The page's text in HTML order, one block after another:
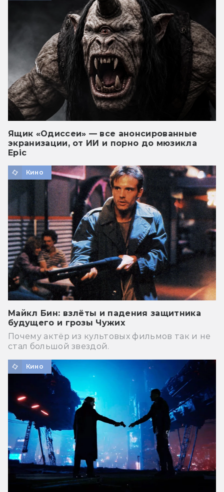
Ящик «Одиссеи» — все анонсированные
экранизации, от ИИ и порно до мюзикла
Epic
Кино
Майкл Бин: взлёты и падения защитника
будущего и грозы Чужих
Почему актёр из культовых фильмов так и не
стал большой звездой.
Кино